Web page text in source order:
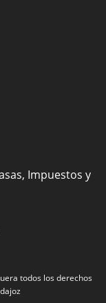
Impuestos y
todos los derechos